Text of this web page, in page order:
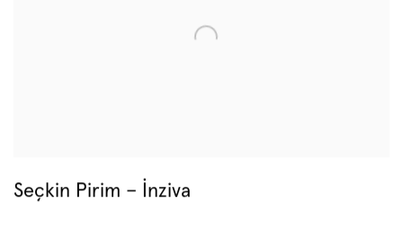
Seçkin Pirim – İnziva